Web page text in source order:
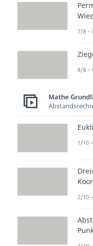
7/8 –
8/8 –
Mathe
1/10
2/10